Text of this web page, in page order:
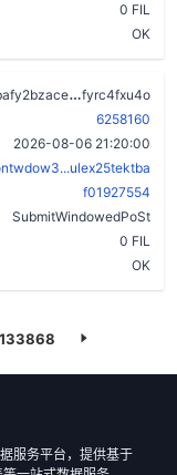
0 FIL
OK
fyrc4fxu4o
6258160
2026-08-06 21:20:00
f01927554
SubmitWindowedPoSt
0 FIL
OK
133868
服务平台，提供基于